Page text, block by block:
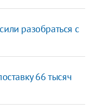
разобраться с
66 тысяч